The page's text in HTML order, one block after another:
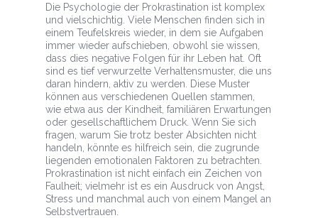
Die Psychologie der Prokrastination ist komplex
und vielschichtig. Viele Menschen finden sich in
einem Teufelskreis wieder, in dem sie Aufgaben
immer wieder aufschieben, obwohl sie wissen,
dass dies negative Folgen für ihr Leben hat. Oft
sind es tief verwurzelte Verhaltensmuster, die uns
daran hindern, aktiv zu werden. Diese Muster
können aus verschiedenen Quellen stammen,
wie etwa aus der Kindheit, familiären Erwartungen
oder gesellschaftlichem Druck. Wenn Sie sich
fragen, warum Sie trotz bester Absichten nicht
handeln, könnte es hilfreich sein, die zugrunde
liegenden emotionalen Faktoren zu betrachten.
Prokrastination ist nicht einfach ein Zeichen von
Faulheit; vielmehr ist es ein Ausdruck von Angst,
Stress und manchmal auch von einem Mangel an
Selbstvertrauen.